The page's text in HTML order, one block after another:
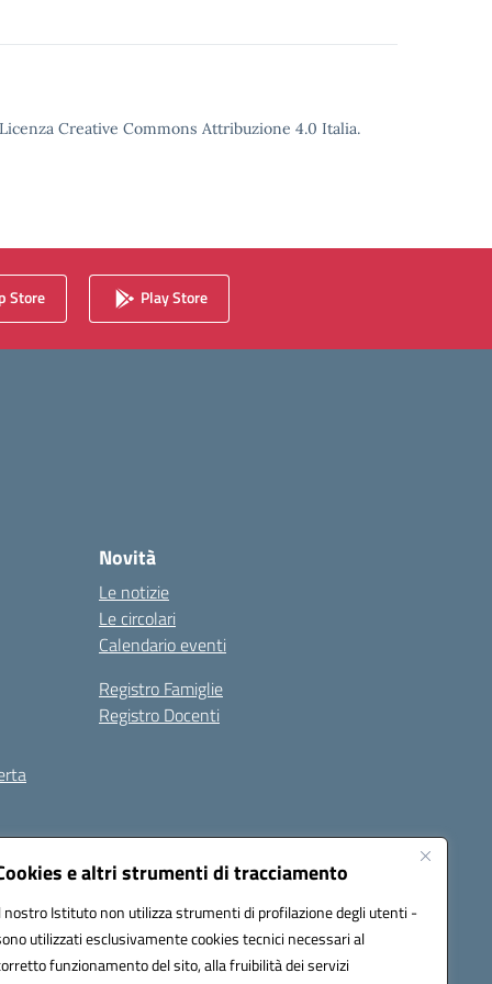
e altri strumenti di tracciamento
nostro Istituto non utilizza strumenti di profilazione degli utenti -
utilizzati esclusivamente cookies tecnici necessari al
funzionamento del sito, alla fruibilità dei servizi
Creative Commons Attribuzione 4.0 Italia.
Store Play Store
Novità
Le notizie
Le circolari
Calendario eventi
Registro Famiglie
Registro Docenti
Note legali